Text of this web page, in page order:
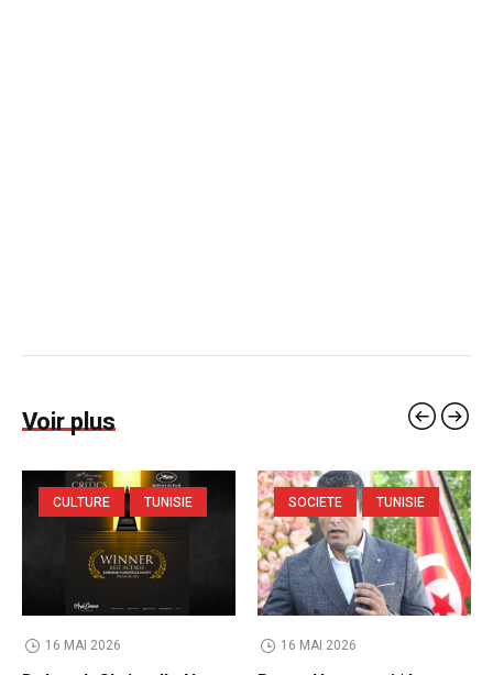
Voir plus
CULTURE TUNISIE
16 MAI 2026
SOCIETE TUNISIE
16 MAI 2026